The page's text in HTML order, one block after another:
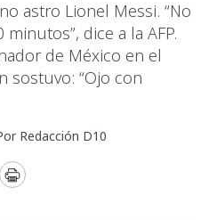
astro Lionel Messi. “No
dice a la AFP.
de México en el
sostuvo: “Ojo con
Redacción D10
Print